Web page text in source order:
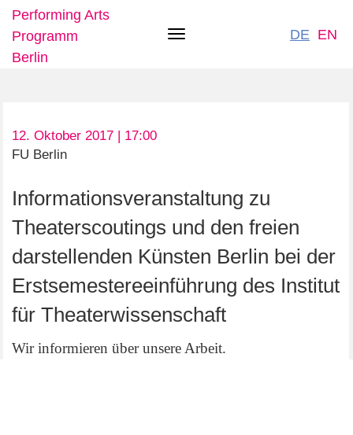
Direkt
zum
Toggle
Performing Arts
Programm
Berlin
DE EN
12. Oktober 2017 | 17:00
FU Berlin
Informationsveranstaltung zu
Theaterscoutings und den freien
darstellenden Künsten Berlin bei der
Erstsemestereeinführung des Institut
für Theaterwissenschaft
Wir informieren über unsere Arbeit.